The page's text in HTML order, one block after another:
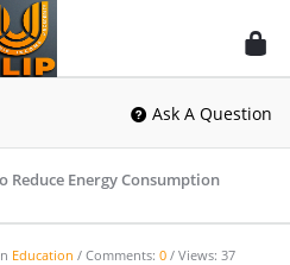
Ask A Question
Reduce Energy Consumption
Education Comments: 0 Views: 37